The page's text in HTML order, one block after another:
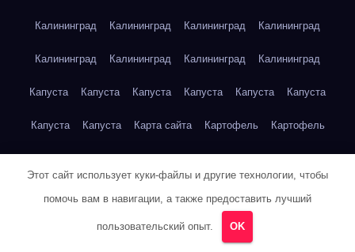
Калининград Калининград Калининград Калининград
Калининград Калининград Калининград Калининград
Капуста Капуста Капуста Капуста Капуста Капуста
Капуста Капуста Карта сайта Картофель Картофель
Кейптаун
Кейптаун Кейптаун Кейптаун
Этот сайт использует куки-файлы и другие технологии, чтобы
помочь вам в навигации, а также предоставить лучший
пользовательский опыт. OK